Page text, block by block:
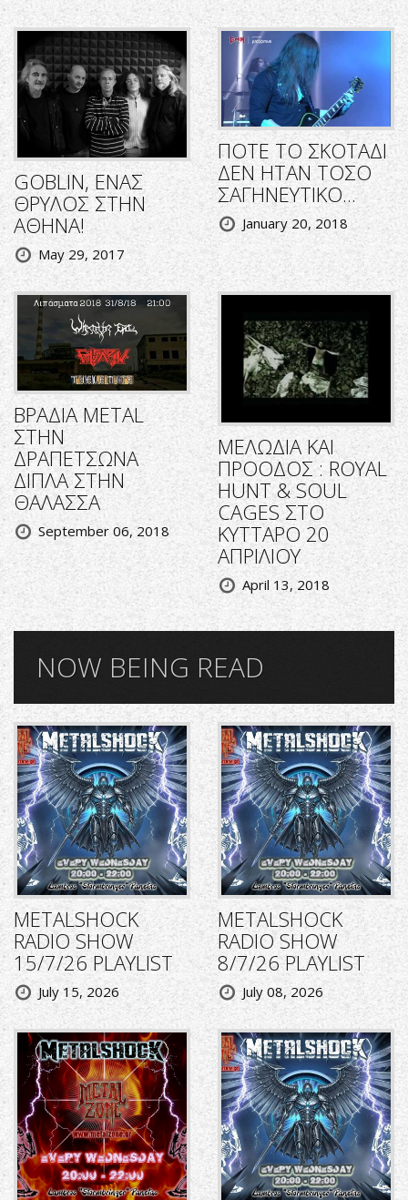
GOBLIN, ΕΝΑΣ
ΘΡΥΛΟΣ ΣΤΗΝ
ΑΘΗΝΑ!
May 29, 2017
ΠΟΤΕ ΤΟ ΣΚΟΤΑΔΙ
ΔΕΝ ΗΤΑΝ ΤΟΣΟ
ΣΑΓΗΝΕΥΤΙΚΟ...
January 20, 2018
ΒΡΑΔΙΑ METAL
ΣΤΗΝ
ΔΡΑΠΕΤΣΩΝΑ
ΔΙΠΛΑ ΣΤΗΝ
ΘΑΛΑΣΣΑ
September 06, 2018
ΜΕΛΩΔΙΑ ΚΑΙ
ΠΡΟΟΔΟΣ : ROYAL
HUNT & SOUL
CAGES ΣΤΟ
ΚΥΤΤΑΡΟ 20
ΑΠΡΙΛΙΟΥ
April 13, 2018
NOW BEING READ
METALSHOCK
RADIO SHOW
15/7/26 PLAYLIST
July 15, 2026
METALSHOCK
RADIO SHOW
8/7/26 PLAYLIST
July 08, 2026